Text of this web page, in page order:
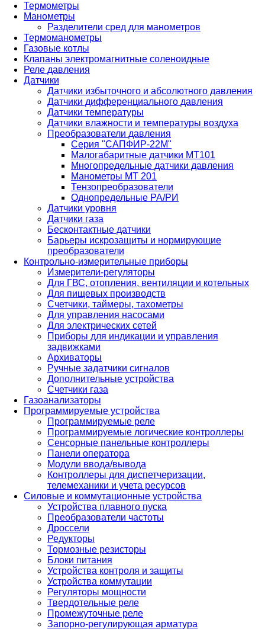
Термометры
Манометры
Разделители сред для манометров
Термоманометры
Газовые котлы
Клапаны электромагнитные соленоидные
Реле давления
Датчики
Датчики избыточного и абсолютного давления
Датчики дифференциального давления
Датчики температуры
Датчики влажности и температуры воздуха
Преобразователи давления
Серия "САПФИР-22М"
Малогабаритные датчики МТ101
Многопредельные датчики давления
Манометры МТ 201
Тензопреобразователи
Однопредельные РА/РИ
Датчики уровня
Датчики газа
Бесконтактные датчики
Барьеры искрозащиты и нормирующие
преобразователи
Контрольно-измерительные приборы
Измерители-регуляторы
Для ГВС, отопления, вентиляции и котельных
Для пищевых производств
Счетчики, таймеры, тахометры
Для управления насосами
Для электрических сетей
Приборы для индикации и управления
задвижками
Архиваторы
Ручные задатчики сигналов
Дополнительные устройства
Счетчики газа
Газоанализаторы
Программируемые устройства
Программируемые реле
Программируемые логические контроллеры
Сенсорные панельные контроллеры
Панели оператора
Модули ввода/вывода
Контроллеры для диспетчеризации,
телемеханики и учета ресурсов
Силовые и коммутационные устройства
Устройства плавного пуска
Преобразователи частоты
Дроссели
Редукторы
Тормозные резисторы
Блоки питания
Устройства контроля и защиты
Устройства коммутации
Регуляторы мощности
Твердотельные реле
Промежуточные реле
Запорно-регулирующая арматура